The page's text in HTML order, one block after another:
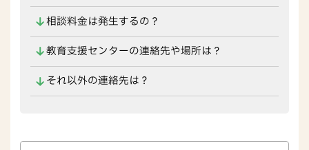
相談料金は発生するの？
教育支援センターの連絡先や場所は？
それ以外の連絡先は？